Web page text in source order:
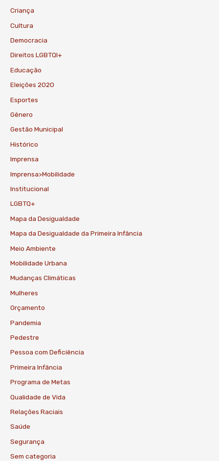
Criança
Cultura
Democracia
Direitos LGBTQI+
Educação
Eleições 2020
Esportes
Gênero
Gestão Municipal
Histórico
Imprensa
Imprensa>Mobilidade
Institucional
LGBTQ+
Mapa da Desigualdade
Mapa da Desigualdade da Primeira Infância
Meio Ambiente
Mobilidade Urbana
Mudanças Climáticas
Mulheres
Orçamento
Pandemia
Pedestre
Pessoa com Deficiência
Primeira Infância
Programa de Metas
Qualidade de Vida
Relações Raciais
Saúde
Segurança
Sem categoria